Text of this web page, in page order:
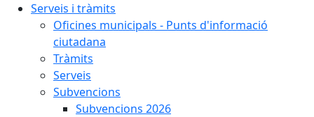
Serveis i tràmits
Oficines municipals - Punts d'informació
ciutadana
Tràmits
Serveis
Subvencions
Subvencions 2026